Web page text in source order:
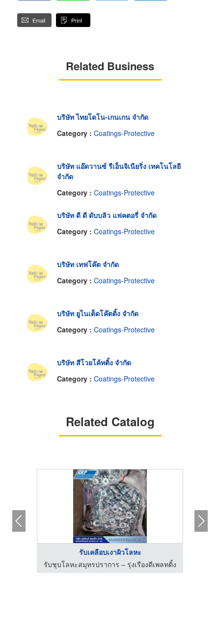
Email Print
Related Business
บริษัท ไทยโดโน-เกนเกน จำกัด
Category : Coatings-Protective
บริษัท แอ๊ดวานซ์ รีเอ็นจิเนียริ่ง เทคโนโลยี
จำกัด
Category : Coatings-Protective
บริษัท ดี ดี ดับบลิว แฟคตอรี่ จำกัด
Category : Coatings-Protective
บริษัท เทฟโค๊ต จำกัด
Category : Coatings-Protective
บริษัท ยูไนเต็ดโค๊ตติ้ง จำกัด
Category : Coatings-Protective
บริษัท สีโวยโค้ทติ้ง จำกัด
Category : Coatings-Protective
Related Catalog
รับเคลือบเงาผิวโลหะ
รับชุบโลหะสมุทรปราการ – รุ่งเรืองดีเพลทติ้ง